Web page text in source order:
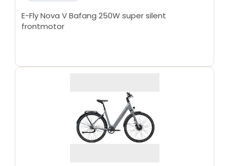
E-Fly Nova V Bafang 250W super silent
frontmotor